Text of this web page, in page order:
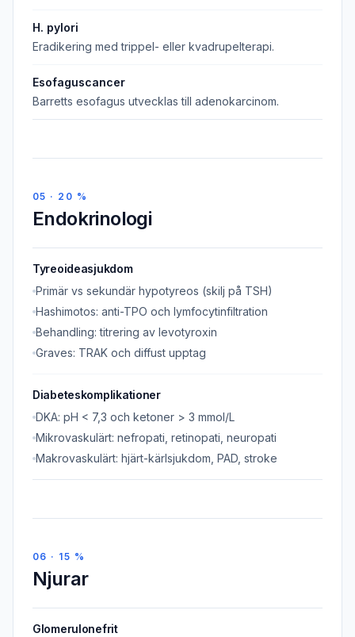
H. pylori
Eradikering med trippel- eller kvadrupelterapi.
Esofaguscancer
Barretts esofagus utvecklas till adenokarcinom.
05 · 20 %
Endokrinologi
Tyreoideasjukdom
Primär vs sekundär hypotyreos (skilj på TSH)
Hashimotos: anti-TPO och lymfocytinfiltration
Behandling: titrering av levotyroxin
Graves: TRAK och diffust upptag
Diabeteskomplikationer
DKA: pH < 7,3 och ketoner > 3 mmol/L
Mikrovaskulärt: nefropati, retinopati, neuropati
Makrovaskulärt: hjärt-kärlsjukdom, PAD, stroke
06 · 15 %
Njurar
Glomerulonefrit